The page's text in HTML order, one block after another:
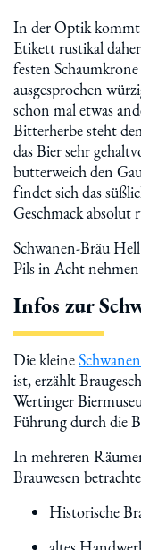
In der Optik kommt
Etikett rustikal
festen
ausgesprochen
schon mal etwas
Bitterherbe steht
das Bier sehr
butterweich den
findet sich das
Geschmack absolut
Schwanen-Bräu
Pils in Acht
Infos zur
Die kleine
ist, erzählt
Wertinger
Führung durch die
In mehreren
Brauwesen
Historische